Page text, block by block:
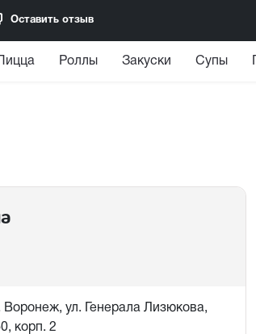
Оставить отзыв
Пицца Роллы Закуски Супы
Воронеж, ул. Генерала Лизюкова,
корп. 2